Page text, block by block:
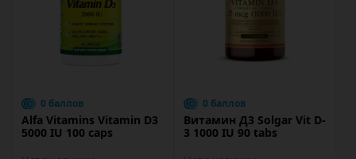
0 баллов
Alfa Vitamins Vitamin D3
5000 IU 100 caps
0 баллов
Витамин Д3 Solgar Vit D-
3 1000 IU 90 tabs